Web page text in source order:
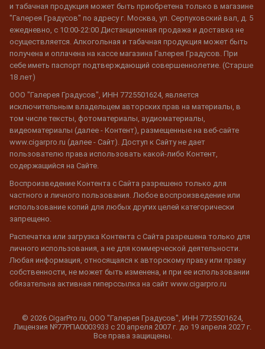
и табачная продукция может быть приобретена только в магазине
"Галерея Градусов" по адресу г. Москва, ул. Серпуховский вал, д. 5
ежедневно, с 10:00-22:00 Дистанционная продажа и доставка не
осуществляется. Алкогольная и табачная продукция может быть
получена и оплачена на кассе магазина Галерея Градусов. При
себе иметь паспорт подтверждающий совершеннолетие. (Старше
18 лет)
ООО "Галерея Градусов", ИНН 7725501624, является
исключительным владельцем авторских прав на материалы, в
том числе тексты, фотоматериалы, аудиоматериалы,
видеоматериалы (далее - Контент), размещенные на веб-сайте
www.cigarpro.ru (далее - Сайт). Доступ к Сайту не дает
пользователю права использовать какой-либо Контент,
содержащийся на Сайте.
Воспроизведение Контента с Сайта разрешено только для
частного и личного пользования. Любое воспроизведение или
использование копий для любых других целей категорически
запрещено.
Распечатка или загрузка Контента с Сайта разрешена только для
личного использования, а не для коммерческой деятельности.
Любая информация, относящаяся к авторскому праву или праву
собственности, не может быть изменена, и при ее использовании
обязательна активная гиперссылка на сайт www.cigarpro.ru
© 2026 CigarPro.ru, ООО "Галерея Градусов", ИНН 7725501624,
Лицензия №77РПА0003933 c 20 апреля 2007 г. до 19 апреля 2027 г.
Все права защищены.